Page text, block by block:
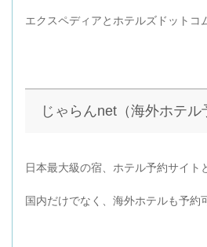
エクスペディアとホテルズドットコ
じゃらんnet（海外ホテル
日本最大級の宿、ホテル予約サイト
国内だけでなく、海外ホテルも予約